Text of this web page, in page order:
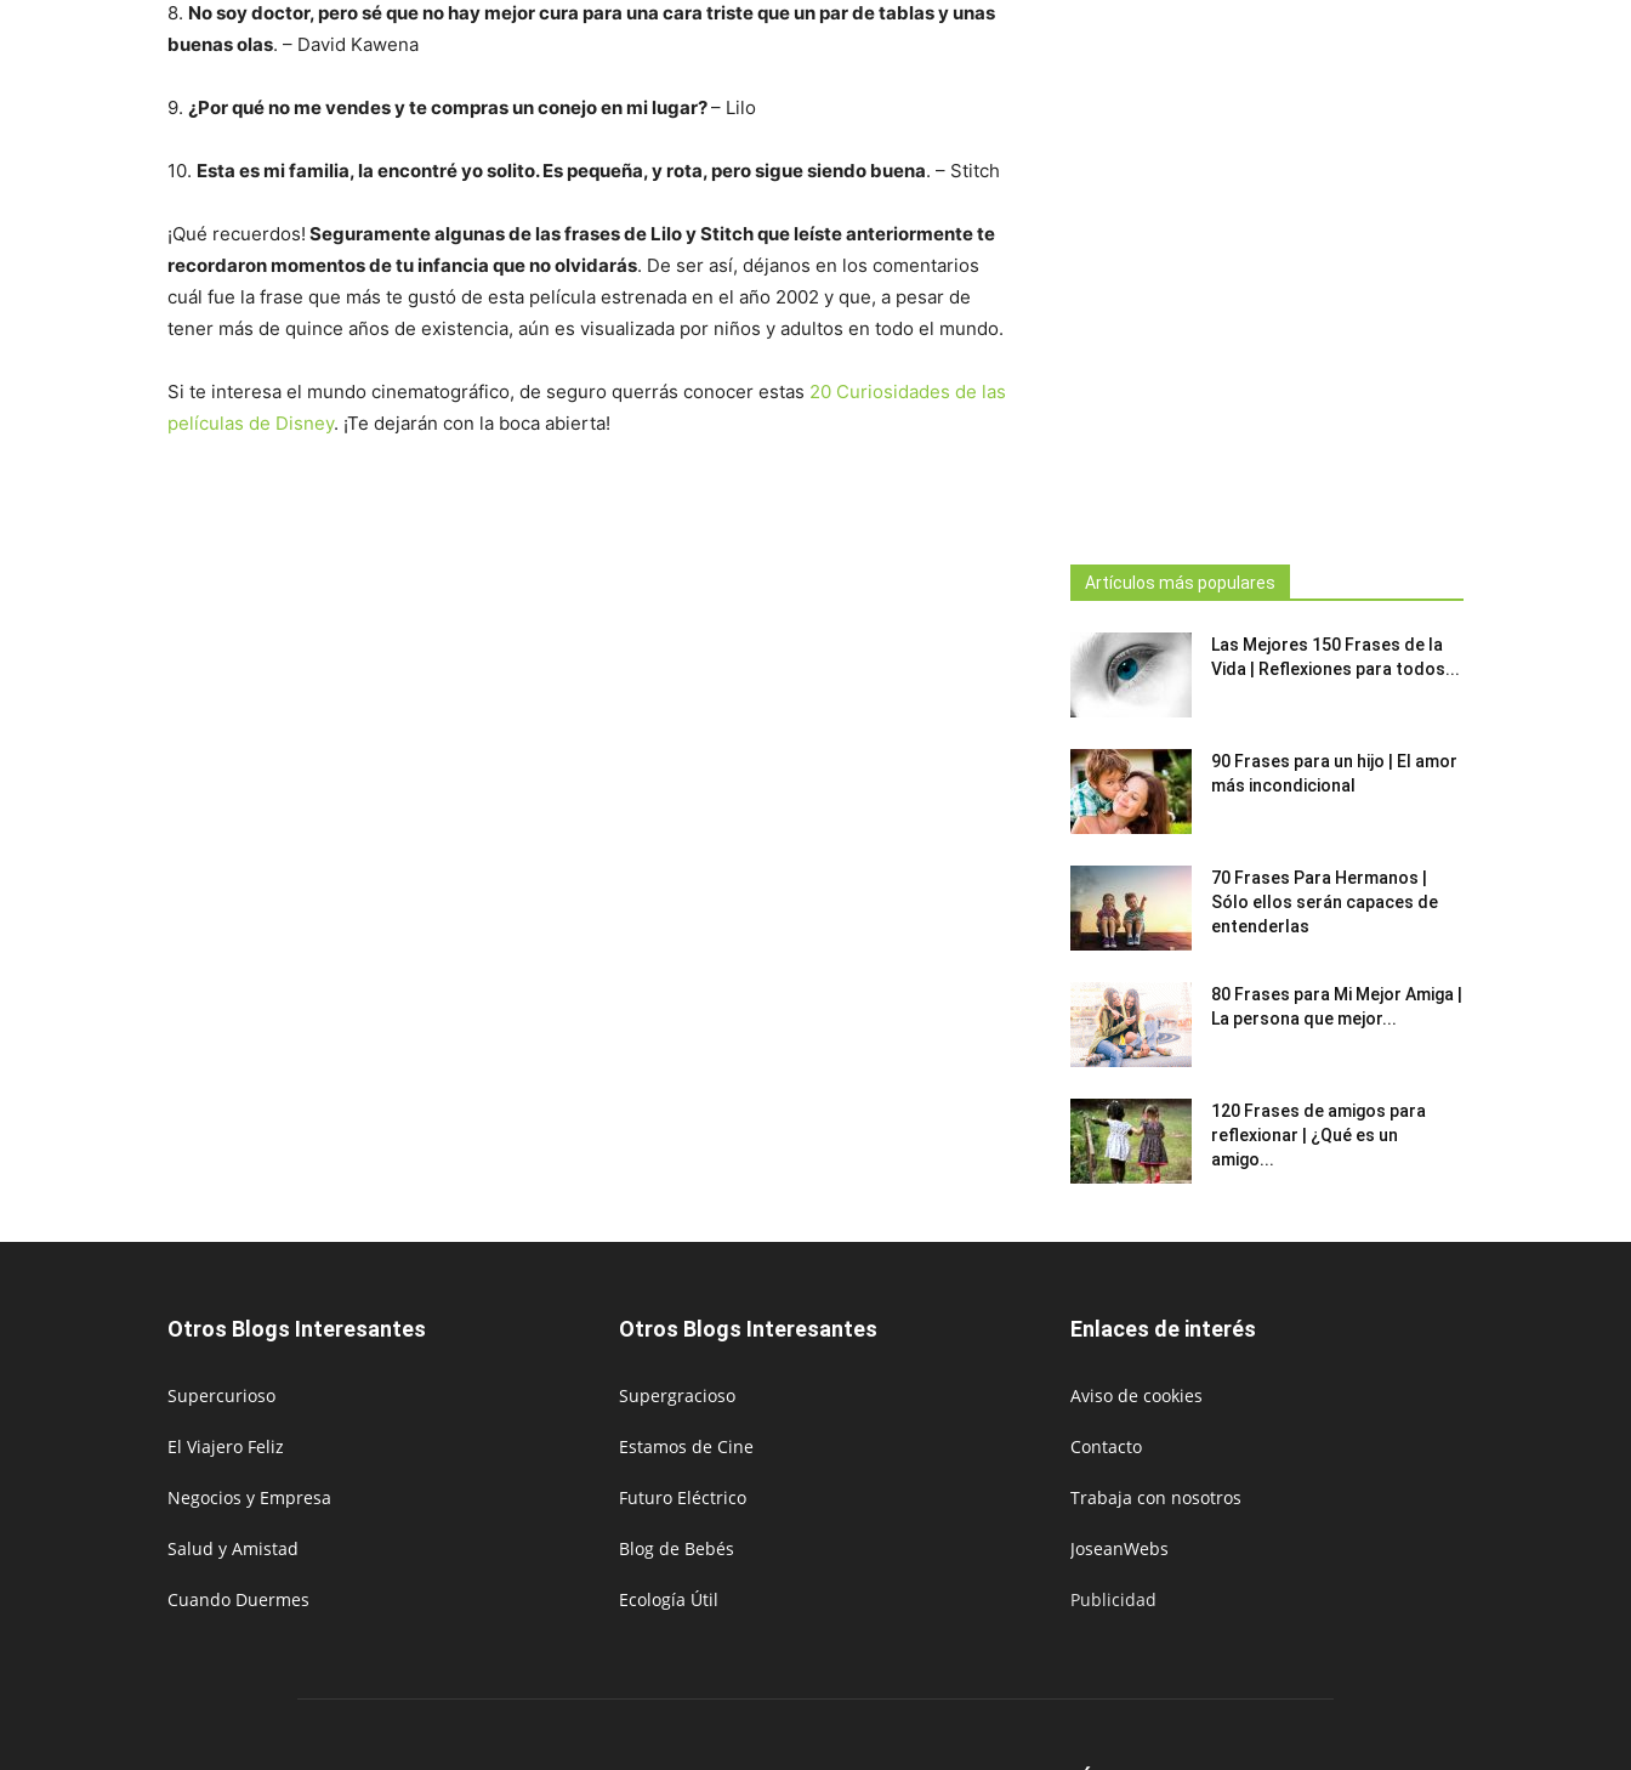
8. No soy doctor, pero sé que no hay mejor cura para una cara triste que un par de tablas y unas
buenas olas. – David Kawena
9. ¿Por qué no me vendes y te compras un conejo en mi lugar?– Lilo
10. Esta es mi familia, la encontré yo solito. Es pequeña, y rota, pero sigue siendo buena. – Stitch
¡Qué recuerdos! Seguramente algunas de las frases de Lilo y Stitch que leíste anteriormente te
recordaron momentos de tu infancia que no olvidarás. De ser así, déjanos en los comentarios
cuál fue la frase que más te gustó de esta película estrenada en el año 2002 y que, a pesar de
tener más de quince años de existencia, aún es visualizada por niños y adultos en todo el mundo.
Si te interesa el mundo cinematográfico, de seguro querrás conocer estas 20 Curiosidades de las
películas de Disney. ¡Te dejarán con la boca abierta!
Artículos más populares
Las Mejores 150 Frases de la
Vida | Reflexiones para todos...
90 Frases para un hijo | El amor
más incondicional
70 Frases Para Hermanos |
Sólo ellos serán capaces de
entenderlas
80 Frases para Mi Mejor Amiga |
La persona que mejor...
120 Frases de amigos para
reflexionar | ¿Qué es un
amigo...
Otros Blogs Interesantes
Supercurioso
El Viajero Feliz
Negocios y Empresa
Salud y Amistad
Cuando Duermes
Otros Blogs Interesantes
Supergracioso
Estamos de Cine
Futuro Eléctrico
Blog de Bebés
Ecología Útil
Enlaces de interés
Aviso de cookies
Contacto
Trabaja con nosotros
JoseanWebs
Publicidad